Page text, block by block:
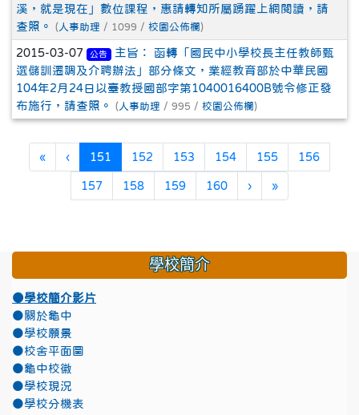
溪，就是現在」數位課程，惠請轉知所屬踴躍上網閱讀，請
查照。 ( 人事助理 / 1099 / 校園公佈欄 )
2015-03-07 公告
主旨： 函轉「國民中小學校長主任教師甄
選儲訓遷調及介聘辦法」部分條文，業經教育部於中華民國
104年2月24日以臺教授國部字第1040016400B號令修正發
布施行，請查照。 ( 人事助理 / 995 / 校園公佈欄 )
«第一頁
‹上一頁
151 (目前頁次)
152 153 154 155 156
157 158 159 160 ›下一頁
»最後頁
學校簡介
●學校簡介影片
●關於龜中
●學校願景
●校舍平面圖
●龜中校徽
●學校現況
●學校分機表